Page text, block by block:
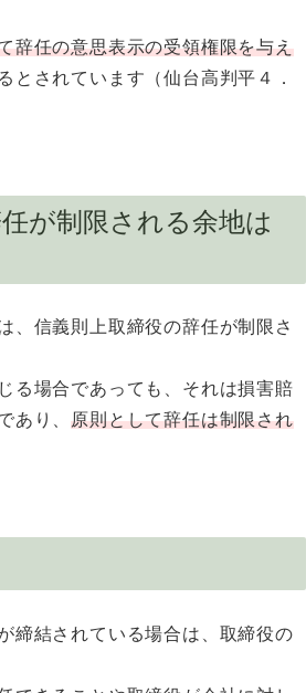
辞任の意思表示の受領権限を与え
とされています（仙台高判平４．
が制限される余地は
、信義則上取締役の辞任が制限さ
る場合であっても、それは損害賠
あり、原則として辞任は制限され
締結されている場合は、取締役の